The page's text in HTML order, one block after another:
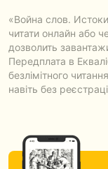
«Война слов.
читати онлайн або
дозволить
Передплата в
безлімітного
навіть без